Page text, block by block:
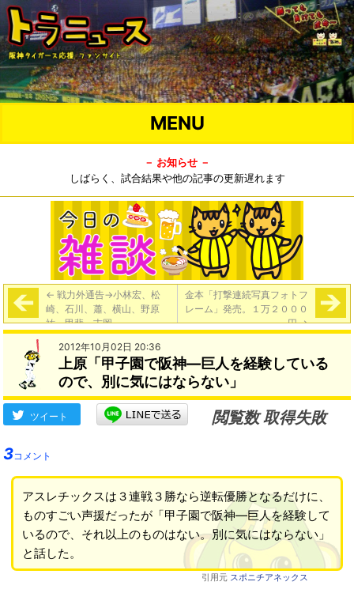
MENU
－ お知らせ －
しばらく、試合結果や他の記事の更新遅れます
← 戦力外通告→小林宏、松
崎、石川、蕭、横山、野原
祐、甲斐、吉岡
金本「打撃連続写真フォトフ
レーム」発売。１万２０００
円→
2012年10月02日 20:36
上原「甲子園で阪神―巨人を経験している
ので、別に気にはならない」
ツイート
閲覧数 取得失敗
3コメント
アスレチックスは３連戦３勝なら逆転優勝となるだけに、
ものすごい声援だったが「甲子園で阪神―巨人を経験して
いるので、それ以上のものはない。別に気にはならない」
と話した。
引用元 スポニチアネックス